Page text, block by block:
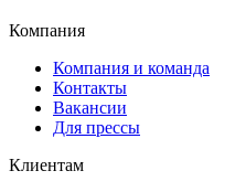
Компания
Компания и команда
Контакты
Вакансии
Для прессы
Клиентам